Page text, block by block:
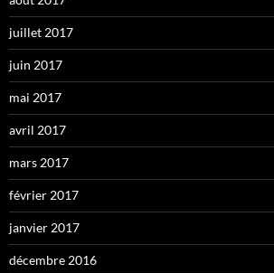
juillet 2017
juin 2017
mai 2017
avril 2017
mars 2017
février 2017
janvier 2017
décembre 2016